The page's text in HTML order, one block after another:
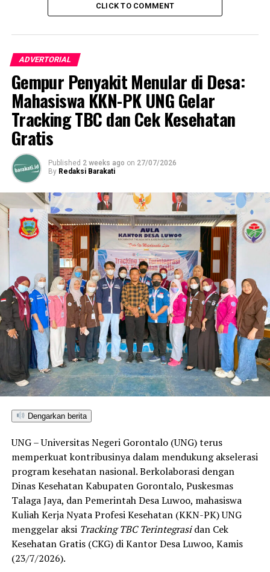
CLICK TO COMMENT
ADVERTORIAL
Gempur Penyakit Menular di Desa:
Mahasiswa KKN-PK UNG Gelar
Tracking TBC dan Cek Kesehatan
Gratis
Published 2 weeks ago on 27/07/2026
By Redaksi Barakati
Dengarkan berita
UNG – Universitas Negeri Gorontalo (UNG) terus
memperkuat kontribusinya dalam mendukung akselerasi
program kesehatan nasional. Berkolaborasi dengan
Dinas Kesehatan Kabupaten Gorontalo, Puskesmas
Talaga Jaya, dan Pemerintah Desa Luwoo, mahasiswa
Kuliah Kerja Nyata Profesi Kesehatan (KKN-PK) UNG
menggelar aksi Tracking TBC Terintegrasidan Cek
Kesehatan Gratis (CKG) di Kantor Desa Luwoo, Kamis
(23/7/2026).